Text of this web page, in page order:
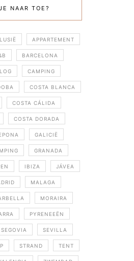
NAAR TOE?
APPARTEMENT
BARCELONA
CAMPING
COSTA BLANCA
COSTA CÁLIDA
COSTA DORADA
GALICIË
GRANADA
IBIZA JÁVEA
MALAGA
MORAIRA
PYRENEEËN
SEGOVIA SEVILLA
STRAND TENT